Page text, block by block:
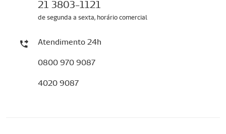
21 3803-1121
de segunda a sexta, horário comercial
Atendimento 24h
0800 970 9087
4020 9087